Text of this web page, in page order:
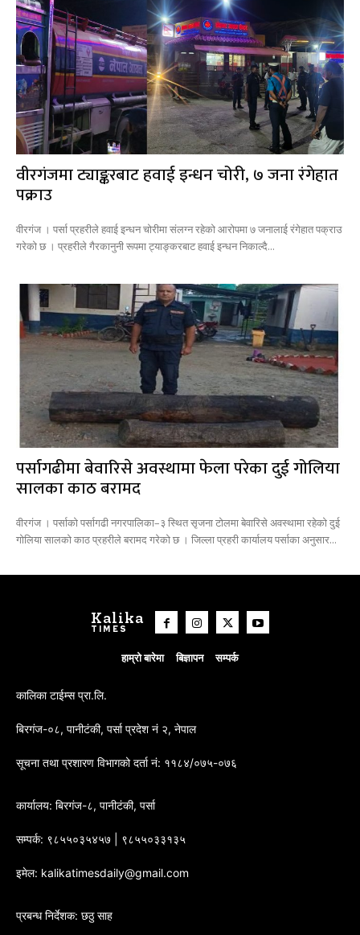
वीरगंजमा ट्याङ्करबाट हवाई इन्धन चोरी, ७ जना रंगेहात
पक्राउ
वीरगंज । पर्सा प्रहरीले हवाई इन्धन चोरीमा संलग्न रहेको आरोपमा ७ जनालाई रंगेहात पक्राउ
गरेको छ । प्रहरीले गैरकानुनी रूपमा ट्याङ्करबाट हवाई इन्धन निकाल्दै...
पर्सागढीमा बेवारिसे अवस्थामा फेला परेका दुई गोलिया
सालका काठ बरामद
वीरगंज । पर्साको पर्सागढी नगरपालिका–३ स्थित सृजना टोलमा बेवारिसे अवस्थामा रहेको दुई
गोलिया सालको काठ प्रहरीले बरामद गरेको छ । जिल्ला प्रहरी कार्यालय पर्साका अनुसार...
Kalika
TIMES
हाम्रो बारेमा बिज्ञापन सम्पर्क
कालिका टाईम्स प्रा.लि.
बिरगंज-०८, पानीटंकी, पर्सा प्रदेश नं २, नेपाल
सूचना तथा प्रशारण विभागको दर्ता नं: ११८४/०७५-०७६
कार्यालय: बिरगंज-८, पानीटंकी, पर्सा
सम्पर्क: ९८५५०३५४५७ | ९८५५०३३१३५
इमेल: kalikatimesdaily@gmail.com
प्रबन्ध निर्देशक: छठु साह